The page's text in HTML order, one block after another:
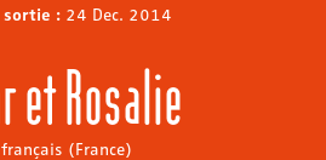
sortie : 24 Dec. 2014
et Rosalie
français (France)